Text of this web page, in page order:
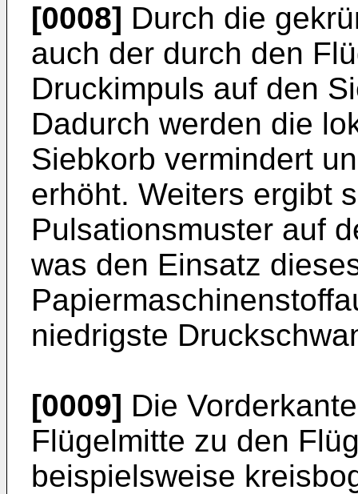
[0008] Durch die
auch der durch den
Druckimpuls auf den
Dadurch werden die
Siebkorb vermindert
erhöht. Weiters ergibt
Pulsationsmuster auf
was den Einsatz
niedrigste
[0009] Die
Flügelmitte zu den
beispielsweise